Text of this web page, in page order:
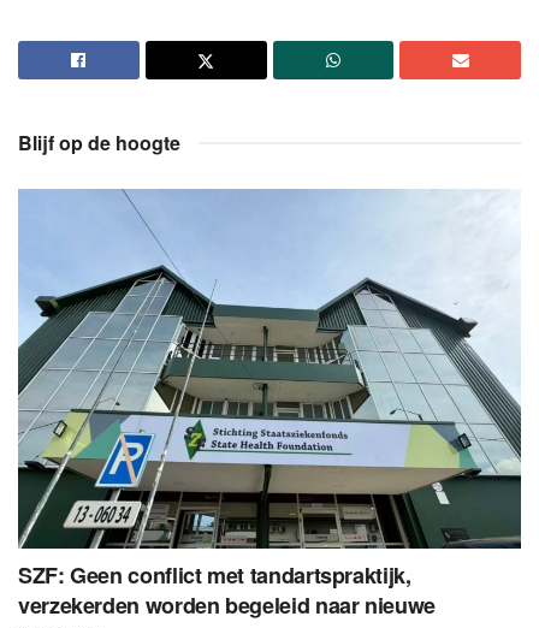
Blijf op de hoogte
SZF: Geen conflict met tandartspraktijk,
verzekerden worden begeleid naar nieuwe